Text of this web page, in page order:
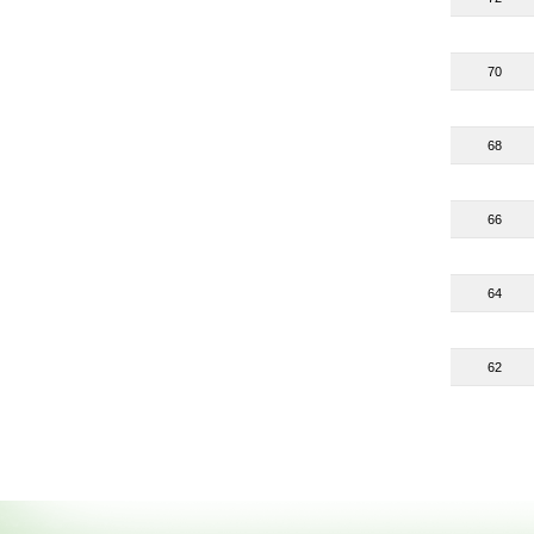
70
68
66
64
62